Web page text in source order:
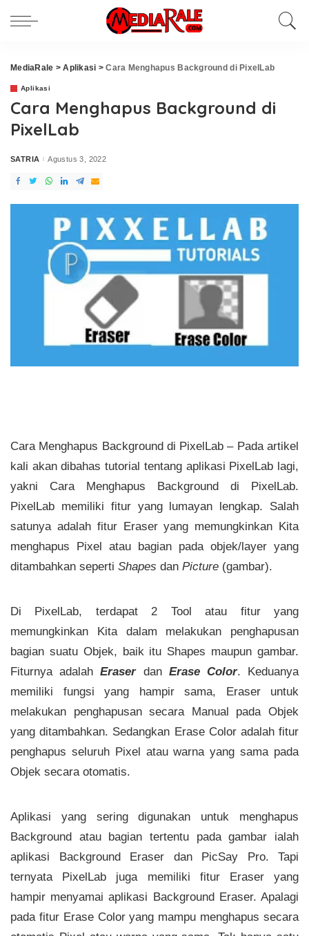
MediaRale >Aplikasi >Cara Menghapus Background di PixelLab
Aplikasi
Cara Menghapus Background di
PixelLab
Posted
SATRIA Agustus 3, 2022
Cara Menghapus Background di PixelLab – Pada artikel
kali akan dibahas tutorial tentang aplikasi PixelLab lagi,
yakni Cara Menghapus Background di PixelLab.
PixelLab memiliki fitur yang lumayan lengkap. Salah
satunya adalah fitur Eraser yang memungkinkan Kita
menghapus Pixel atau bagian pada objek/layer yang
ditambahkan seperti Shapes dan Picture (gambar).
Di PixelLab, terdapat 2 Tool atau fitur yang
memungkinkan Kita dalam melakukan penghapusan
bagian suatu Objek, baik itu Shapes maupun gambar.
Fiturnya adalahEraserdan Erase Color. Keduanya
memiliki fungsi yang hampir sama, Eraser untuk
melakukan penghapusan secara Manual pada Objek
yang ditambahkan. Sedangkan Erase Color adalah fitur
penghapus seluruh Pixel atau warna yang sama pada
Objek secara otomatis.
Aplikasi yang sering digunakan untuk menghapus
Background atau bagian tertentu pada gambar ialah
aplikasi Background Eraser dan PicSay Pro. Tapi
ternyata PixelLab juga memiliki fitur Eraser yang
hampir menyamai aplikasi Background Eraser. Apalagi
pada fitur Erase Color yang mampu menghapus secara